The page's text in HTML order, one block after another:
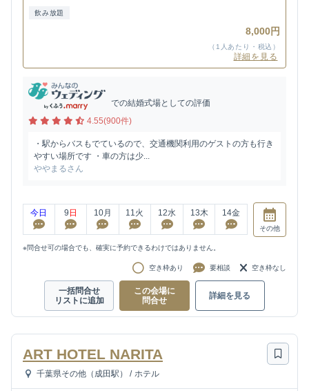
飲み放題
8,000円
（1人あたり・税込）
詳細を見る
での結婚式場としての評価
4.55(900件)
・駅からバスもでているので、交通機関利用のゲストの方も行き
やすい場所です ・車の方は少...
ややまるさん
今日 9 日 10月 11火 12水 13木 14金
その他
※問合せ可の場合でも、確実に予約できるわけではありません。
空き枠あり 要相談 空き枠なし
一括問合せ
リストに追加
この会場に
問合せ
詳細を見る
ART HOTEL NARITA
千葉県その他（成田駅） / ホテル